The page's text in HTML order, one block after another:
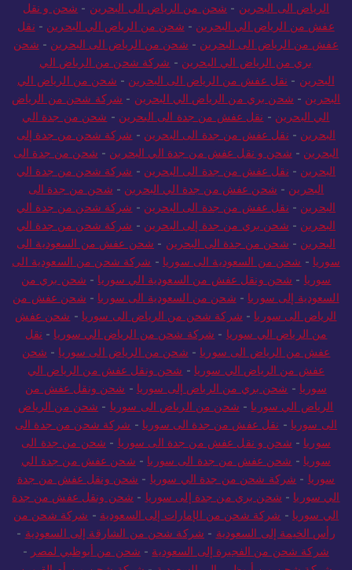
الرياض الى البحرين - شحن من الرياض الى البحرين - شحن و نقل
عفش من الرياض الي البحرين - شحن من الرياض الي البحرين - نقل
عفش من الرياض الى البحرين - شحن من الرياض الى البحرين - شحن
بري من الرياض الي البحرين - شركة شحن من الرياض الي
البحرين - نقل عفش من الرياض الى البحرين - شحن من الرياض الي
البحرين - شحن بري من الرياض الي البحرين - شركة شحن من الرياض
الي البحرين - نقل عفش من جدة الى البحرين - شحن من جدة الي
البحرين - نقل عفش من جدة الى البحرين - شركة شحن من جدة إلى
البحرين - شحن و نقل عفش من جدة الي البحرين - شحن من جدة الى
البحرين - نقل عفش من جدة الى البحرين - شركة شحن من جدة الي
البحرين - شحن عفش من جدة الي البحرين - شحن من جدة الى
البحرين - نقل عفش من جدة الى البحرين - شركة شحن من جدة الي
البحرين - شحن بري من جدة إلى البحرين - شركة شحن من جدة الي
البحرين - شحن من جدة الى البحرين - شحن عفش من السعودية الى
سوريا - شحن من السعودية الى سوريا - شركة شحن من السعودية الى
سوريا - شحن ونقل عفش من السعودية الي سوريا - شحن بري من
السعودية إلى سوريا - شحن من السعودية الى سوريا - شحن عفش من
الرياض الى سوريا - شركة شحن من الرياض الى سوريا - شحن عفش
من الرياض الي سوريا - شركة شحن من الرياض الي سوريا - نقل
عفش من الرياض الى سوريا - شحن من الرياض الى سوريا - شحن
عفش من الرياض الي سوريا - شحن ونقل عفش من الرياض الي
سوريا - شحن بري من الرياض إلى سوريا - شحن ونقل عفش من
الرياض الي سوريا - شحن من الرياض الى سوريا - شحن من الرياض
الى سوريا - نقل عفش من جدة الى سوريا - شركة شحن من جدة الى
سوريا - شحن و نقل عفش من جدة الى سوريا - شحن من جدة الى
سوريا - شحن عفش من جدة الى سوريا - شحن عفش من جدة الي
سوريا - شركة شحن من جدة الي سوريا - شحن ونقل عفش من جدة
الي سوريا - شحن بري من جدة إلى سوريا - شحن ونقل عفش من جدة
الي سوريا - شركة شحن من الإمارات إلى السعودية - شركة شحن من
رأس الخيمة إلى السعودية - شركة شحن من الشارقة إلى السعودية -
شركة شحن من الفجيرة إلى السعودية - شحن من أبوظبي لمصر -